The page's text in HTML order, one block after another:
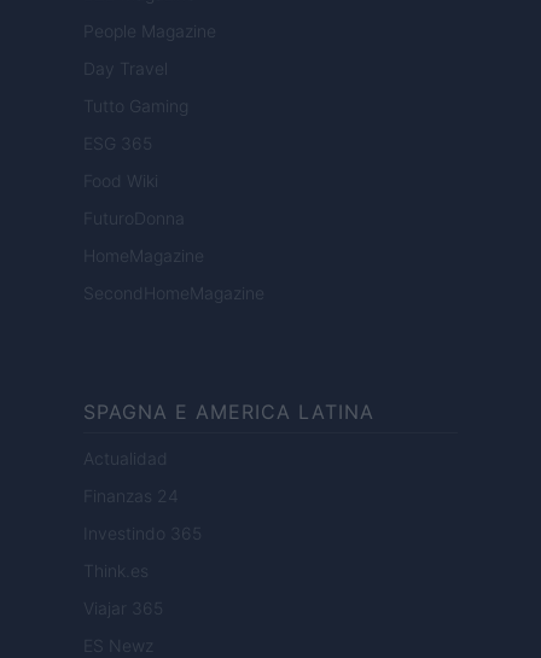
People Magazine
Day Travel
Tutto Gaming
ESG 365
Food Wiki
FuturoDonna
HomeMagazine
SecondHomeMagazine
SPAGNA E AMERICA LATINA
Actualidad
Finanzas 24
Investindo 365
Think.es
Viajar 365
ES Newz